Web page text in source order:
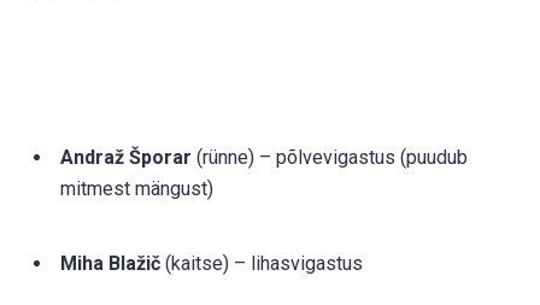
Andraž Šporar (rünne) – põlvevigastus (puudub
mitmest mängust)
Miha Blažič (kaitse) – lihasvigastus